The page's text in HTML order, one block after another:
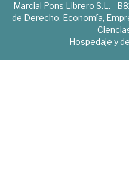
Marcial Pons Librero S.L. -
de Derecho, Economía,
Hospedaje y